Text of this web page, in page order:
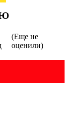
(Еще не
оценили)